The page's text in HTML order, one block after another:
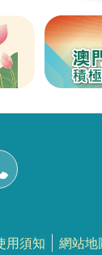
用須知 網站地